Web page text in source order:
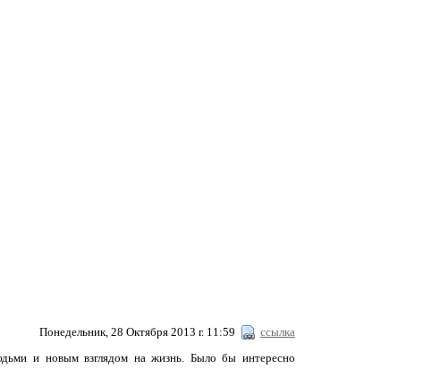
Понедельник, 28 Октября 2013 г. 11:59 ссылка
и новым взглядом на жизнь. Было бы интересно